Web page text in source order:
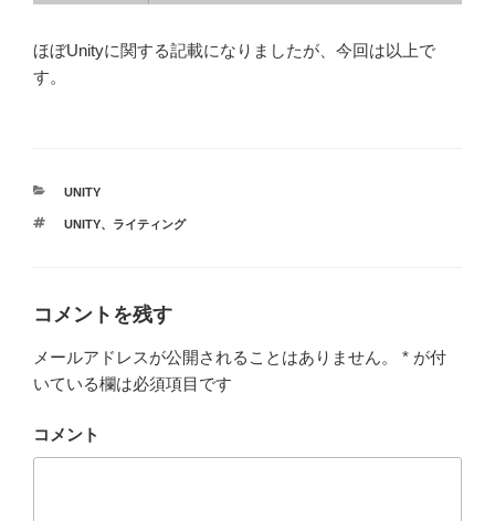
ほぼUnityに関する記載になりましたが、今回は以上で
す。
カ
ゴ
UNITY
タ
UNITY、 ライティング
コメントを残す
メールアドレスが公開されることはありません。 * が付
いている欄は必須項目です
コメント